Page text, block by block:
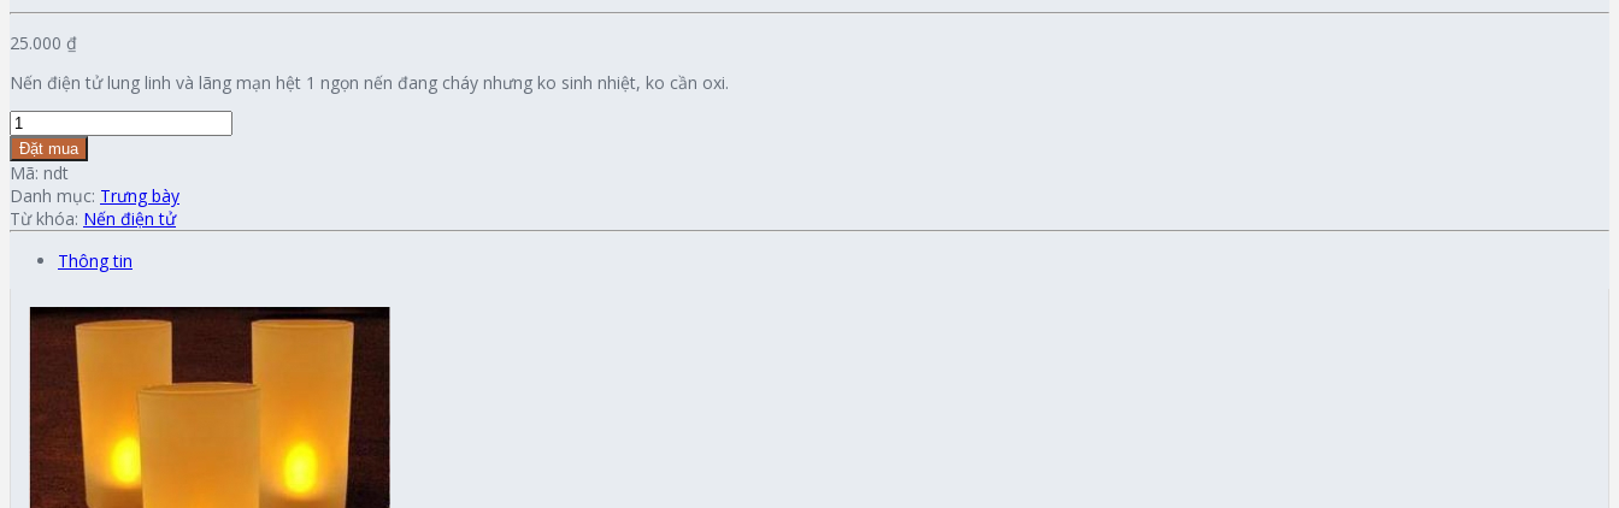
25.000 ₫
Nến điện tử lung linh và lãng mạn hệt 1 ngọn nến đang cháy nhưng ko sinh nhiệt, ko cần oxi.
Đặt mua
Mã: ndt
Danh mục: Trưng bày
Từ khóa: Nến điện tử
Thông tin